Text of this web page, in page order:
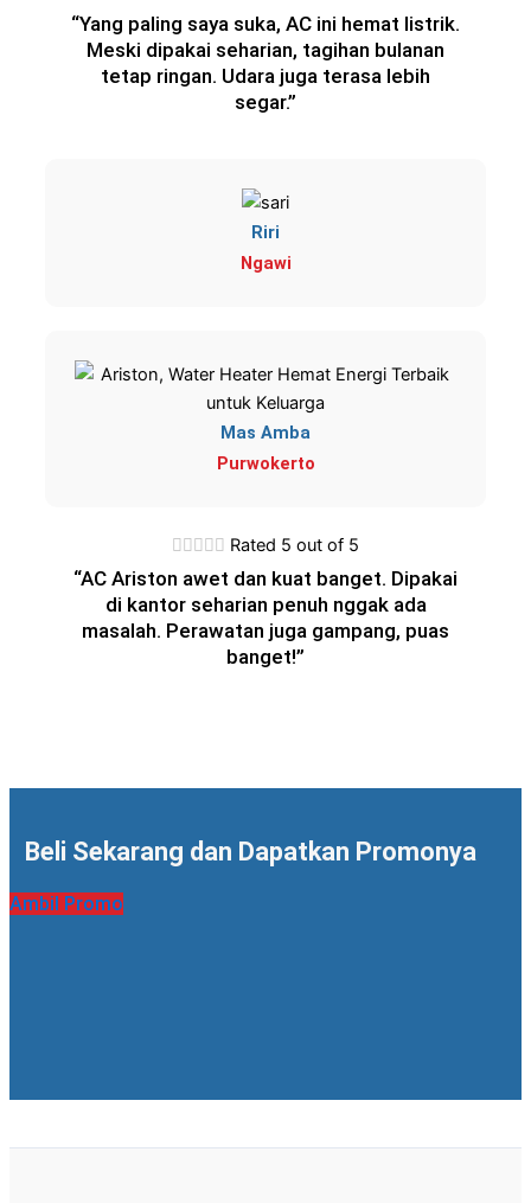
“Yang paling saya suka, AC ini hemat listrik.
Meski dipakai seharian, tagihan bulanan
tetap ringan. Udara juga terasa lebih
segar.”
Riri
Ngawi
Mas Amba
Purwokerto
 Rated 5 out of 5
“AC Ariston awet dan kuat banget. Dipakai
di kantor seharian penuh nggak ada
masalah. Perawatan juga gampang, puas
banget!”
Beli Sekarang dan Dapatkan Promonya
Ambil Promo